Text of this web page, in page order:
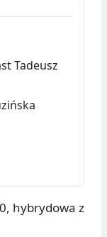
Tadeusz
hybrydowa z